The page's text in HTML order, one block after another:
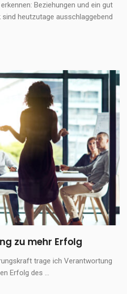
Beziehungen und ein gut
heutzutage ausschlaggebend
zu mehr Erfolg
trage ich Verantwortung
Erfolg des ...